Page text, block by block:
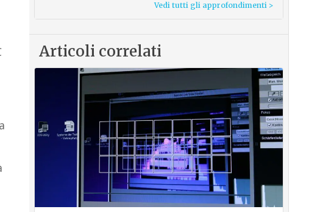
Vedi tutti gli approfondimenti >
Articoli correlati